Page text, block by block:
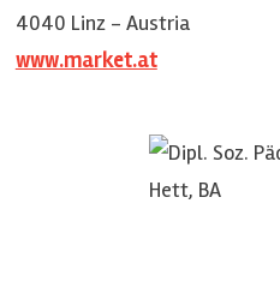
4040 Linz - Austria
www.market.at